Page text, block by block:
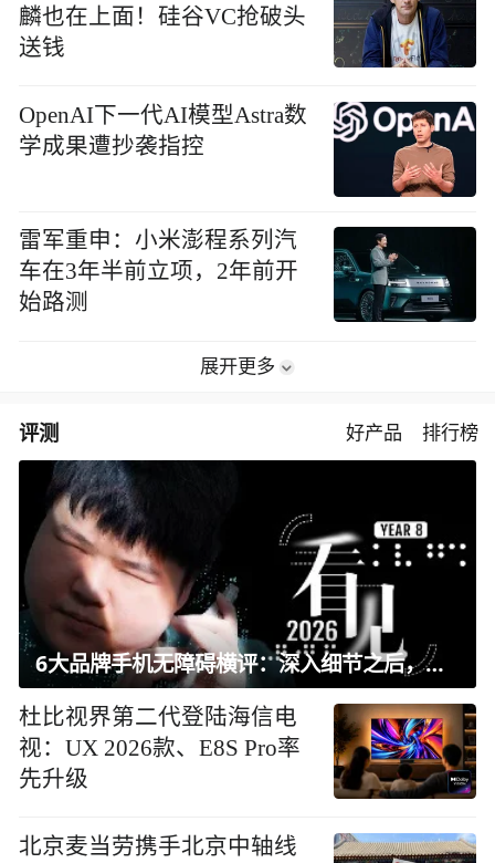
麟也在上面！硅谷VC抢破头
送钱
OpenAI下一代AI模型Astra数
学成果遭抄袭指控
雷军重申：小米澎程系列汽
车在3年半前立项，2年前开
始路测
展开更多
评测 好产品 排行榜
6大品牌手机无障碍横评：深入细节之后，似乎只有苹果能挺住？｜ 看见2026
杜比视界第二代登陆海信电
视：UX 2026款、E8S Pro率
先升级
北京麦当劳携手北京中轴线